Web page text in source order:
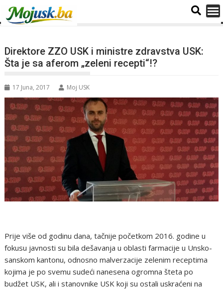
Direktore ZZO USK i ministre zdravstva USK:
Šta je sa aferom „zeleni recepti“!?
17 Juna, 2017 Moj USK
Prije više od godinu dana, tačnije početkom 2016. godine u
fokusu javnosti su bila dešavanja u oblasti farmacije u Unsko-
sanskom kantonu, odnosno malverzacije zelenim receptima
kojima je po svemu sudeći nanesena ogromna šteta po
budžet USK, ali i stanovnike USK koji su ostali uskraćeni na